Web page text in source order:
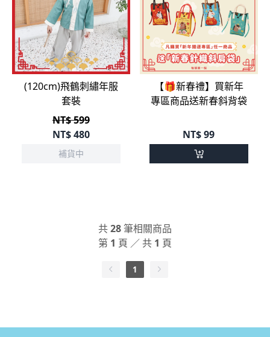
(120cm)飛鶴刺繡年服
套裝
NT$ 599
NT$480
補貨中
【🎁新春禮】買新年
專區商品送新春斜背袋
NT$99
共28筆相關商品
第 1 頁 ／ 共 1 頁
1